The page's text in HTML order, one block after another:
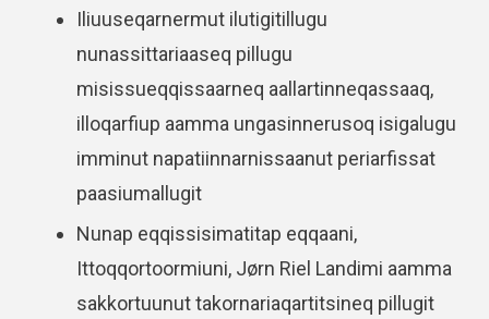
Iliuuseqarnermut ilutigitillugu
nunassittariaaseq pillugu
misissueqqissaarneq aallartinneqassaaq,
illoqarfiup aamma ungasinnerusoq isigalugu
imminut napatiinnarnissaanut periarfissat
paasiumallugit
Nunap eqqissisimatitap eqqaani,
Ittoqqortoormiuni, Jørn Riel Landimi aamma
sakkortuunut takornariaqartitsineq pillugit